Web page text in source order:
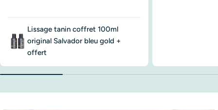
Lissage tanin coffret 100ml
original Salvador bleu gold +
offert